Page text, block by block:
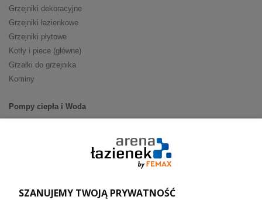
Grzejniki dekoracyjne
Grzejniki łazienkowe
Grzejniki płytowe
Kotły i piece (główne)
Grzałki do grzejnika
Kominy
Pompy ciepła i Woda
Ogrzewanie podłogowe (główne)
SZANUJEMY TWOJĄ PRYWATNOŚĆ